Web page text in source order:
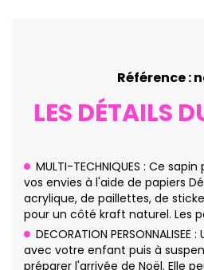
Référence :
LES DÉTAILS
MULTI-TECHNIQUES : Ce
vos envies à l'aide de papiers
acrylique, de paillettes, de
pour un côté kraft naturel. Les
DECORATION
avec votre enfant puis à
préparer l'arrivée de Noël. Elle